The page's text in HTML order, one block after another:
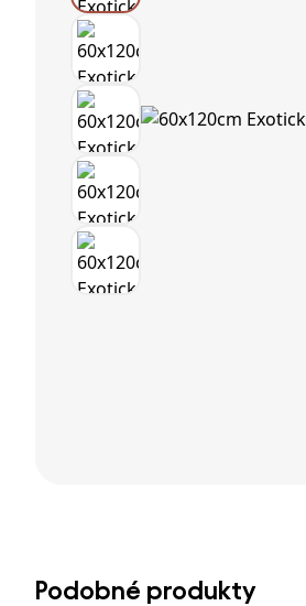
Podobné produkty